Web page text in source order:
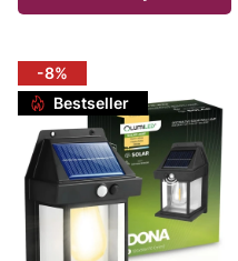
-8%
Bestseller